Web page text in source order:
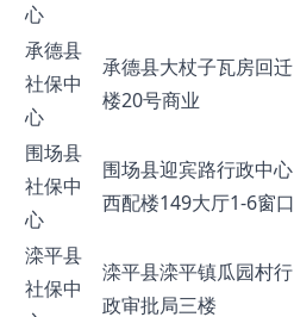
心
承德县
社保中
心
承德县大杖子瓦房回迁
楼20号商业
围场县
社保中
心
围场县迎宾路行政中心
西配楼149大厅1-6窗口
滦平县
社保中
滦平县滦平镇瓜园村行
政审批局三楼